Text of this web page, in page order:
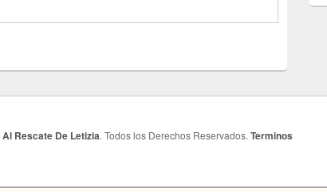
Al Rescate De Letizia. Todos los Derechos Reservados. Terminos